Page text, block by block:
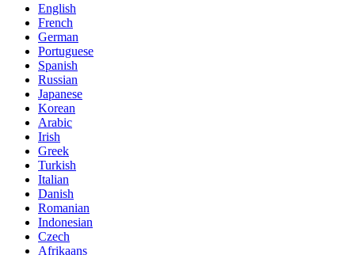
English
French
German
Portuguese
Spanish
Russian
Japanese
Korean
Arabic
Irish
Greek
Turkish
Italian
Danish
Romanian
Indonesian
Czech
Afrikaans